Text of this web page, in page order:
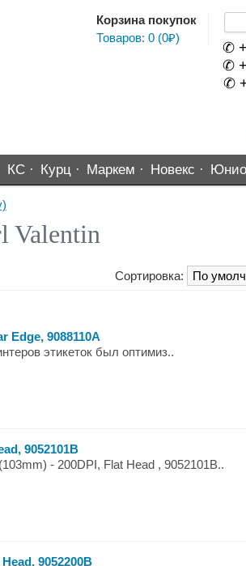
Корзина покупок
Товаров: 0 (0₽)
✆
✆
✆
КС · Курц · Маркем · Новекс ·
Valentin
Сортировка:
Edge, 9088110A
этикеток был оптимиз..
9052101B
- 200DPI, Flat Head , 9052101B..
9052200B